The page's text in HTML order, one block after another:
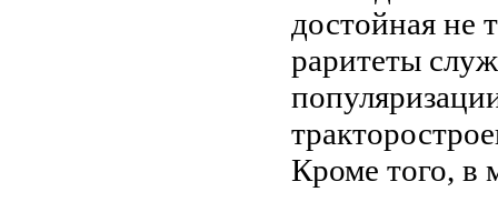
достойная не
раритеты
Кроме того, в